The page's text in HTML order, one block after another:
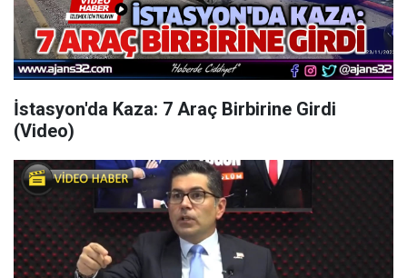
İstasyon'da Kaza: 7 Araç Birbirine Girdi
(Video)